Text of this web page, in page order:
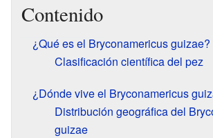
Contenido
¿Qué es el Bryconamericus guizae?
Clasificación científica del pez
¿Dónde vive el Bryconamericus
Distribución geográfica del
guizae